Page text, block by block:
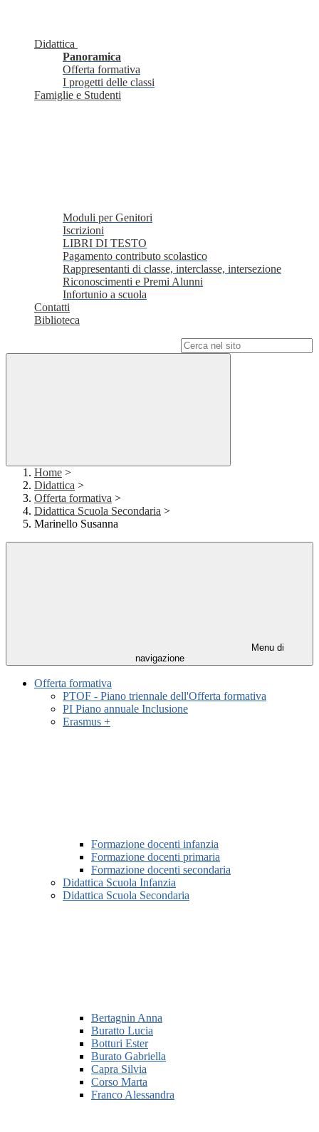
Didattica
Panoramica
Offerta formativa
I progetti delle classi
Famiglie e Studenti
Moduli per Genitori
Iscrizioni
LIBRI DI TESTO
Pagamento contributo scolastico
Rappresentanti di classe, interclasse, intersezione
Riconoscimenti e Premi Alunni
Infortunio a scuola
Contatti
Biblioteca
Home >
Didattica >
Offerta formativa >
Didattica Scuola Secondaria >
Marinello Susanna
Menu di
navigazione
Offerta formativa
PTOF - Piano triennale dell'Offerta formativa
PI Piano annuale Inclusione
Erasmus +
Formazione docenti infanzia
Formazione docenti primaria
Formazione docenti secondaria
Didattica Scuola Infanzia
Didattica Scuola Secondaria
Bertagnin Anna
Buratto Lucia
Botturi Ester
Burato Gabriella
Capra Silvia
Corso Marta
Franco Alessandra